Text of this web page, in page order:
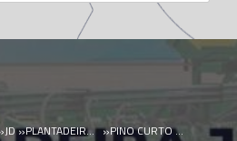
JD» PLANTADEIRA JD » PINO CURTO TANDEM CAB AB AA88402/AGR